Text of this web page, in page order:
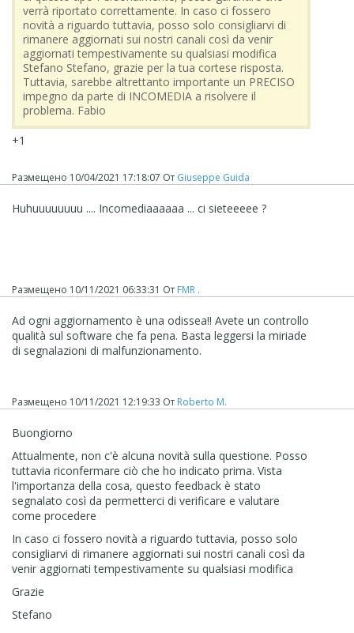
verrà riportato correttamente. In caso ci fossero
novità a riguardo tuttavia, posso solo consigliarvi di
rimanere aggiornati sui nostri canali così da venir
aggiornati tempestivamente su qualsiasi modifica
Stefano Stefano, grazie per la tua cortese risposta.
Tuttavia, sarebbe altrettanto importante un PRECISO
impegno da parte di INCOMEDIA a risolvere il
problema. Fabio
+1
Размещено 10/04/2021 17:18:07 От Giuseppe Guida
Huhuuuuuuuu .... Incomediaaaaaa ... ci sieteeeee ?
Размещено 10/11/2021 06:33:31 От FMR .
Ad ogni aggiornamento è una odissea!! Avete un controllo
qualità sul software che fa pena. Basta leggersi la miriade
di segnalazioni di malfunzionamento.
Размещено 10/11/2021 12:19:33 От Roberto M.
Buongiorno
Attualmente, non c'è alcuna novità sulla questione. Posso
tuttavia riconfermare ciò che ho indicato prima. Vista
l'importanza della cosa, questo feedback è stato
segnalato così da permetterci di verificare e valutare
come procedere
In caso ci fossero novità a riguardo tuttavia, posso solo
consigliarvi di rimanere aggiornati sui nostri canali così da
venir aggiornati tempestivamente su qualsiasi modifica
Grazie
Stefano